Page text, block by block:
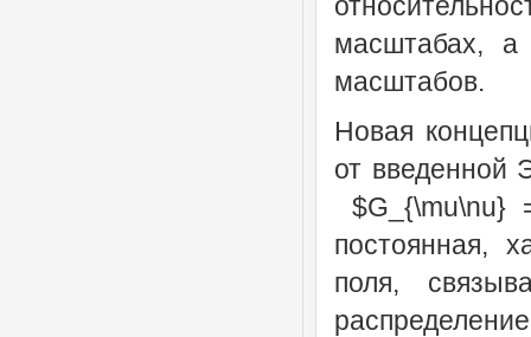
масштабах,
масштабов.
Новая
от введенной
$G_{\mu\nu}
постоянная,
поля,